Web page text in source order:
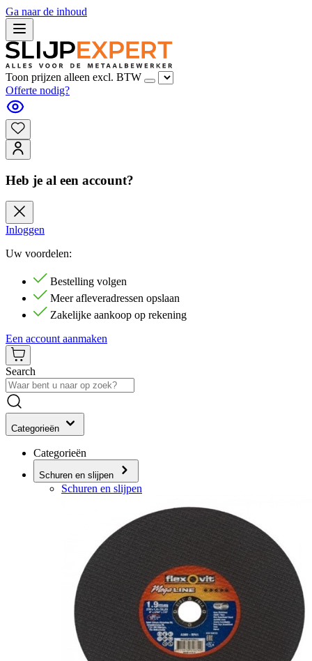
Ga naar de inhoud
Toon prijzen alleen excl. BTW
Offerte nodig?
Heb je al een account?
Inloggen
Uw voordelen:
Bestelling volgen
Meer afleveradressen opslaan
Zakelijke aankoop op rekening
Een account aanmaken
Search
Categorieën
Categorieën
Schuren en slijpen
Schuren en slijpen